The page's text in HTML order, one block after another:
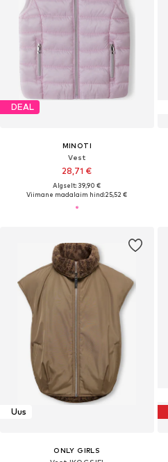
DEAL
MINOTI
Vest
28,71 €
Algselt: 39,90 €
Viimane madalaim hind:25,52 €
Uus
ONLY GIRLS